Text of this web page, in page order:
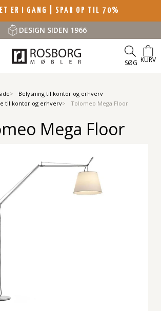
ER I GANG | SPAR OP TIL 70%
DESIGN SIDEN 1966
SØG KURV
Belysning til kontor og erhverv
til kontor og erhverv
Tolomeo Mega Floor
Mega Floor